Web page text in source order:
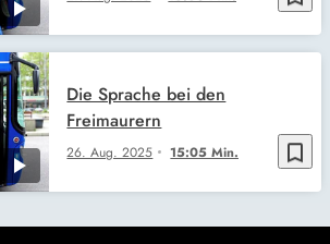
bookmark_border
26. Aug. 2025 15:05 Min.
Die Sprache bei den
Freimaurern